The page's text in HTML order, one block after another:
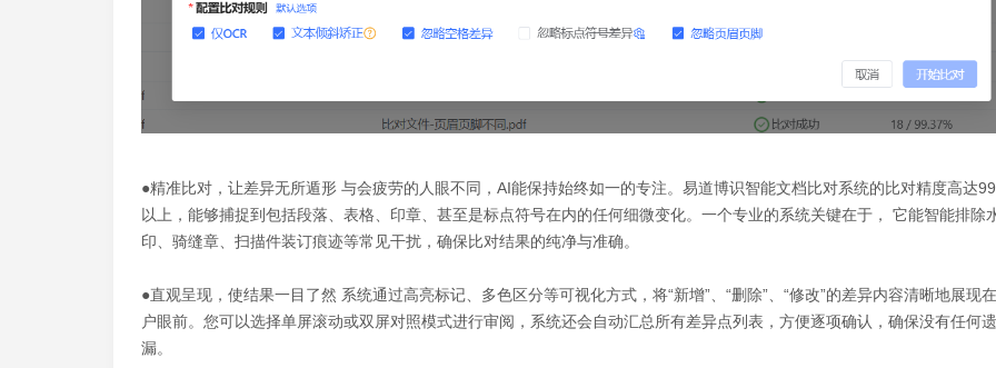
●精准比对，让差异无所遁形 与会疲劳的人眼不同，AI能保持始终如一的专注。易道博识智能文档比对系统的比对精度高达
以上，能够捕捉到包括段落、表格、印章、甚至是标点符号在内的任何细微变化。一个专业的系统关键在于， 它能智能排除
印、骑缝章、扫描件装订痕迹等常见干扰，确保比对结果的纯净与准确。
●直观呈现，使结果一目了然 系统通过高亮标记、多色区分等可视化方式，将“新增”、“删除”、“修改”的差异内容清晰地展现
户眼前。您可以选择单屏滚动或双屏对照模式进行审阅，系统还会自动汇总所有差异点列表，方便逐项确认，确保没有任何遗
漏。